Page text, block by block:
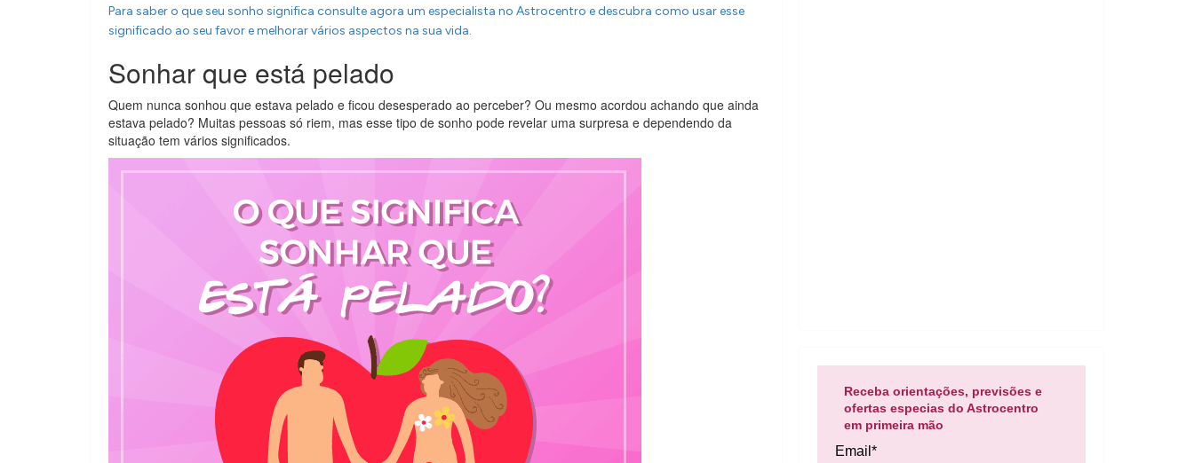
Para saber o que seu sonho significa consulte agora um especialista no Astrocentro e descubra como usar esse
significado ao seu favor e melhorar vários aspectos na sua vida.
Sonhar que está pelado
Quem nunca sonhou que estava pelado e ficou desesperado ao perceber? Ou mesmo acordou achando que ainda
estava pelado? Muitas pessoas só riem, mas esse tipo de sonho pode revelar uma surpresa e dependendo da
situação tem vários significados.
Receba orientações, previsões e
ofertas especias do Astrocentro
em primeira mão
Email*